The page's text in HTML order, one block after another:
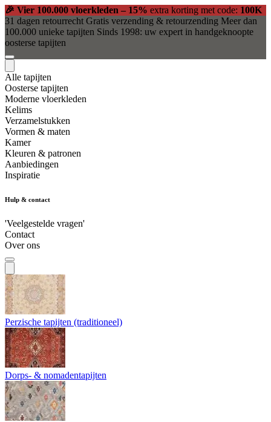
🎉 Vier 100.000 vloerkleden – 15% extra korting met code: 100K
31 dagen retourrecht Gratis verzending & retourzending Meer dan
100.000 unieke tapijten Sinds 1998: uw expert in handgeknoopte
oosterse tapijten
Alle tapijten
Oosterse tapijten
Moderne vloerkleden
Kelims
Verzamelstukken
Vormen & maten
Kamer
Kleuren & patronen
Aanbiedingen
Inspiratie
Hulp & contact
'Veelgestelde vragen'
Contact
Over ons
Perzische tapijten (traditioneel)
Dorps- & nomadentapijten